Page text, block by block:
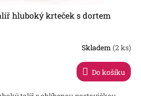
hluboký krteček s dortem
Skladem (2 ks)
Do košíku